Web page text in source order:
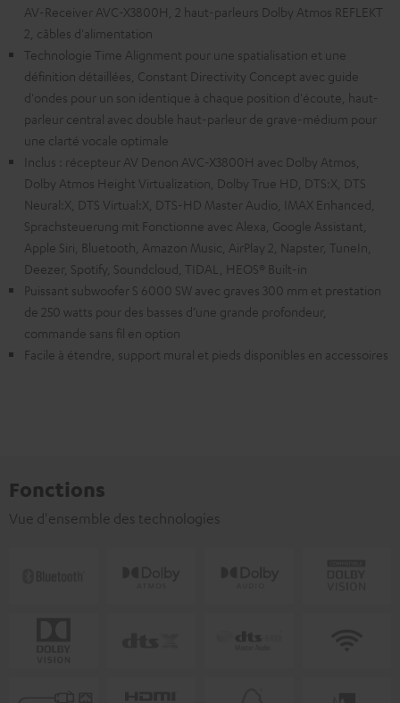
AV-Receiver AVC-X3800H, 2 haut-parleurs Dolby Atmos REFLEKT
2, câbles d'alimentation
Technologie Time Alignment pour une spatialisation et une
définition détaillées, Constant Directivity Concept avec guide
d'ondes pour un son identique à chaque position d'écoute, haut-
parleur central avec double haut-parleur de grave-médium pour
une clarté vocale optimale
Inclus : récepteur AV Denon AVC-X3800H avec Dolby Atmos,
Dolby Atmos Height Virtualization, Dolby True HD, DTS:X, DTS
Neural:X, DTS Virtual:X, DTS-HD Master Audio, IMAX Enhanced,
Sprachsteuerung mit Fonctionne avec Alexa, Google Assistant,
Apple Siri, Bluetooth, Amazon Music, AirPlay 2, Napster, TuneIn,
Deezer, Spotify, Soundcloud, TIDAL, HEOS® Built-in
Puissant subwoofer S 6000 SW avec graves 300 mm et prestation
de 250 watts pour des basses d’une grande profondeur,
commande sans fil en option
Facile à étendre, support mural et pieds disponibles en accessoires
Fonctions
Vue d'ensemble des technologies